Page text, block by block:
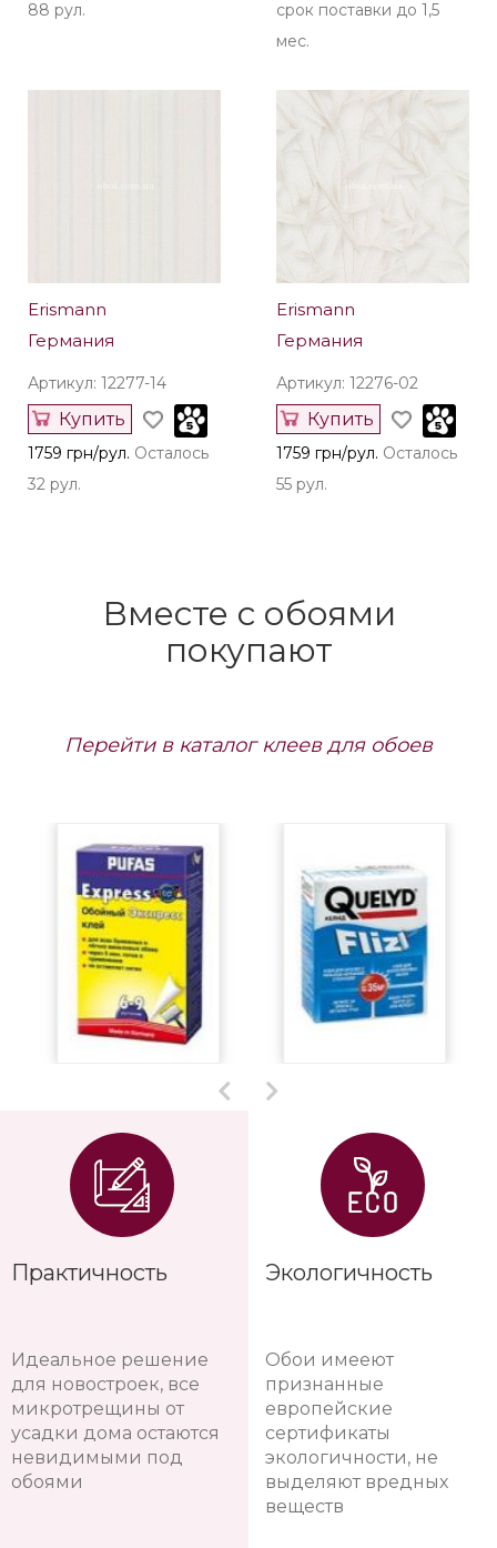
88 рул.
срок поставки до 1,5
мес.
Erismann
Германия
Артикул: 12277-14
Купить
1759 грн/рул. Осталось
32 рул.
Erismann
Германия
Артикул: 12276-02
Купить
1759 грн/рул. Осталось
55 рул.
Вместе с обоями
покупают
Перейти в каталог клеев для обоев
Практичность
Идеальное решение
для новостроек, все
микротрещины от
усадки дома остаются
невидимыми под
обоями
Экологичность
Обои имееют
признанные
европейские
сертификаты
экологичности, не
выделяют вредных
веществ